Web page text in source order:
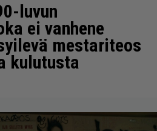
luvun
ei vanhene
mestariteos
kulutusta